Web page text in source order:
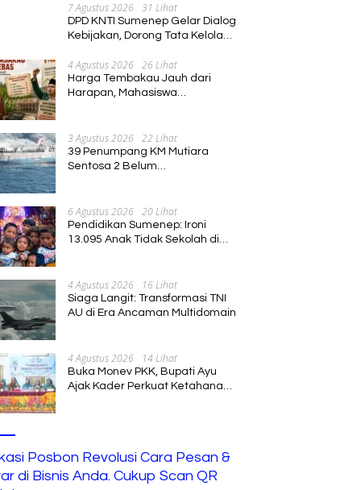
7 Agustus 2026 31 Lihat
DPD KNTI Sumenep Gelar Dialog
Kebijakan, Dorong Tata Kelola
Berkelanjutan
4 Agustus 2026 26 Lihat
Harga Tembakau Jauh dari
Harapan, Mahasiswa
3 Agustus 2026 22 Lihat
39 Penumpang KM Mutiara
Sentosa 2 Belum
6 Agustus 2026 20 Lihat
Pendidikan Sumenep: Ironi
13.095 Anak Tidak Sekolah di
4 Agustus 2026 16 Lihat
Siaga Langit: Transformasi TNI
AU di Era Ancaman Multidomain
4 Agustus 2026 14 Lihat
Buka Monev PKK, Bupati Ayu
Ajak Kader Perkuat Ketahanan
Posbon Revolusi Cara Pesan &
di Bisnis Anda. Cukup Scan QR